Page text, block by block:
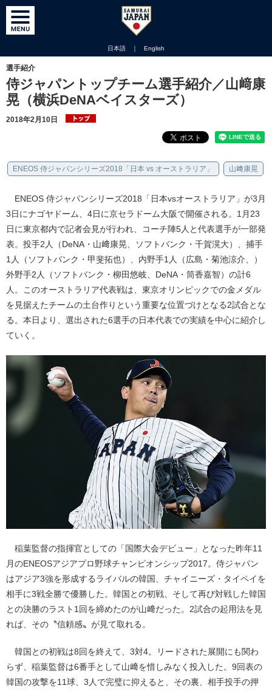
日本語 ｜ English
選手紹介
侍ジャパントップチーム選手紹介／山﨑康
晃（横浜DeNAベイスターズ）
2018年2月10日
ENEOS 侍ジャパンシリーズ2018「日本 vs オーストラリア」 山﨑康晃
ENEOS 侍ジャパンシリーズ2018「日本vsオーストラリア」が3月
3日にナゴヤドーム、4日に京セラドーム大阪で開催される。1月23
日に東京都内で記者会見が行われ、コーチ陣5人と代表選手が一部発
表。投手2人（DeNA・山﨑康晃、ソフトバンク・千賀滉大）、捕手
1人（ソフトバンク・甲斐拓也）、内野手1人（広島・菊池涼介、）
外野手2人（ソフトバンク・柳田悠岐、DeNA・筒香嘉智）の計6
人。このオーストラリア代表戦は、東京オリンピックでの金メダル
を見据えたチームの土台作りという重要な位置づけとなる2試合とな
る。本日より、選出された6選手の日本代表での実績を中心に紹介し
ていく。
稲葉監督の指揮官としての「国際大会デビュー」となった昨年11
月のENEOSアジアプロ野球チャンピオンシップ2017。侍ジャパン
はアジア3強を形成するライバルの韓国、チャイニーズ・タイペイを
相手に3戦全勝で優勝した。韓国との初戦、そして再び対戦した韓国
との決勝のラスト1回を締めたのが山﨑だった。2試合の起用法を見
れば、その〝信頼感〟が見て取れる。
韓国との初戦は8回を終えて、3対4。リードされた展開にも関わ
らず、稲葉監督は6番手として山﨑を惜しみなく投入した。9回表の
韓国の攻撃を11球、3人で完璧に抑えると、その裏、相手投手の押